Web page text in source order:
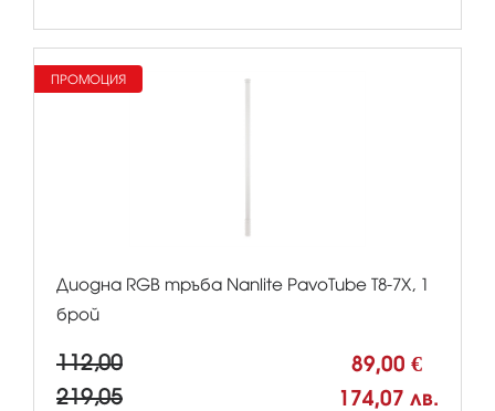
Диодна RGB тръба Nanlite PavoTube T8-7X, 1
брой
112,00 89,00 €
219,05 174,07 лв.
ПРОМОЦИЯ